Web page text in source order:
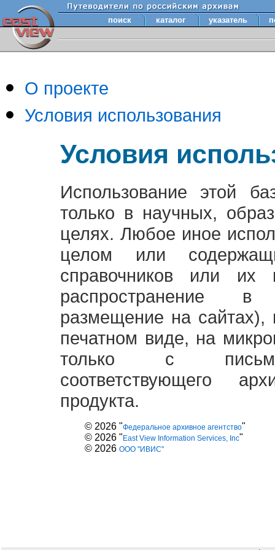
поиск каталог указатель
О проекте
Условия использования
Условия
Использование этой
только в научных,
целях. Любое иное
целом или
справочников или их
распространение
размещение на
печатном виде, на
только с
соответствующего
продукта.
© 2026 "Федеральное архивное агентство"
© 2026 " East View Information Services, Inc"
© 2026 ООО "ИВИС"